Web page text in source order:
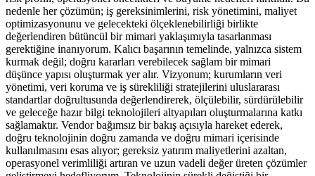
nedenle her çözümün; iş gereksinimlerini, risk yönetimini, maliyet
optimizasyonunu ve gelecekteki ölçeklenebilirliği birlikte
değerlendiren bütüncül bir mimari yaklaşımıyla tasarlanması
gerektiğine inanıyorum. Kalıcı başarının temelinde, yalnızca sistem
kurmak değil; doğru kararları verebilecek sağlam bir mimari
düşünce yapısı oluşturmak yer alır. Vizyonum; kurumların veri
yönetimi, veri koruma ve iş sürekliliği stratejilerini uluslararası
standartlar doğrultusunda değerlendirerek, ölçülebilir, sürdürülebilir
ve geleceğe hazır bilgi teknolojileri altyapıları oluşturmalarına katkı
sağlamaktır. Vendor bağımsız bir bakış açısıyla hareket ederek,
doğru teknolojinin doğru zamanda ve doğru mimari içerisinde
kullanılmasını esas alıyor; gereksiz yatırım maliyetlerini azaltan,
operasyonel verimliliği artıran ve uzun vadeli değer üreten çözümler